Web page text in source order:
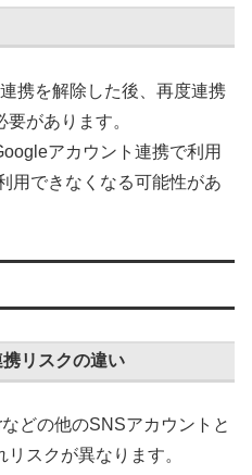
携を解除した後、再度連携
があります。
アカウント連携で利用
用できなくなる可能性があ
リスクの違い
どの他のSNSアカウントと
スクが異なります。